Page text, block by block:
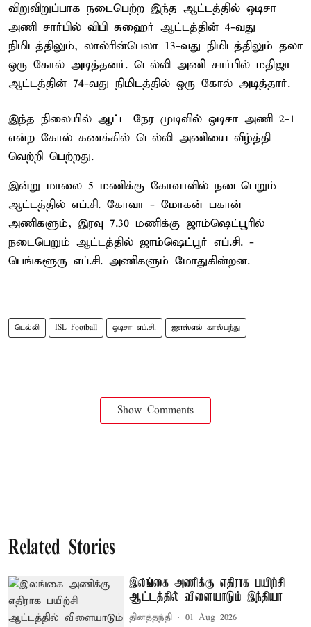
விறுவிறுப்பாக நடைபெற்ற இந்த ஆட்டத்தில் ஒடிசா
அணி சார்பில் விபி சுஹைர் ஆட்டத்தின் 4-வது
நிமிடத்திலும், லால்ரின்பெலா 13-வது நிமிடத்திலும் தலா
ஒரு கோல் அடித்தனர். டெல்லி அணி சார்பில் மதிஜா
ஆட்டத்தின் 74-வது நிமிடத்தில் ஒரு கோல் அடித்தார்.
இந்த நிலையில் ஆட்ட நேர முடிவில் ஒடிசா அணி 2-1
என்ற கோல் கணக்கில் டெல்லி அணியை வீழ்த்தி
வெற்றி பெற்றது.
இன்று மாலை 5 மணிக்கு கோவாவில் நடைபெறும்
ஆட்டத்தில் எப்.சி. கோவா - மோகன் பகான்
அணிகளும், இரவு 7.30 மணிக்கு ஜாம்ஷெட்பூரில்
நடைபெறும் ஆட்டத்தில் ஜாம்ஷெட்பூர் எப்.சி. -
பெங்களூரு எப்.சி. அணிகளும் மோதுகின்றன.
டெல்லி ISL Football ஒடிசா எப்.சி. ஐஎஸ்எல் கால்பந்து
Show Comments
Related Stories
இலங்கை அணிக்கு எதிராக பயிற்சி
ஆட்டத்தில் விளையாடும் இந்தியா
தினத்தந்தி 01 Aug 2026